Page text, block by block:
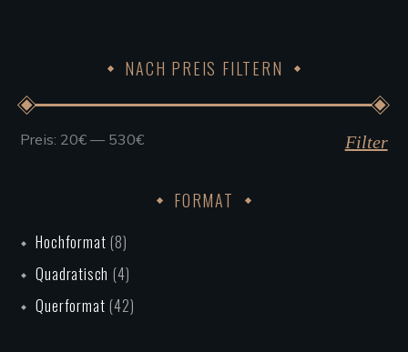
NACH PREIS FILTERN
Min.
Max.
Filter
Preis: 20€ — 530€
FORMAT
Hochformat (8)
Quadratisch (4)
Querformat (42)